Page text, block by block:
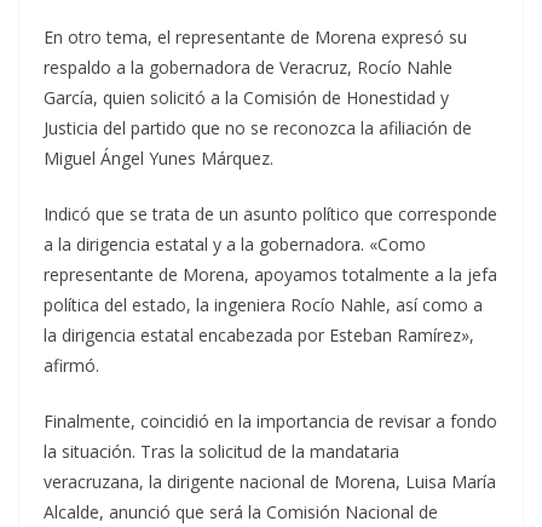
En otro tema, el representante de Morena expresó su
respaldo a la gobernadora de Veracruz, Rocío Nahle
García, quien solicitó a la Comisión de Honestidad y
Justicia del partido que no se reconozca la afiliación de
Miguel Ángel Yunes Márquez.
Indicó que se trata de un asunto político que corresponde
a la dirigencia estatal y a la gobernadora. «Como
representante de Morena, apoyamos totalmente a la jefa
política del estado, la ingeniera Rocío Nahle, así como a
la dirigencia estatal encabezada por Esteban Ramírez»,
afirmó.
Finalmente, coincidió en la importancia de revisar a fondo
la situación. Tras la solicitud de la mandataria
veracruzana, la dirigente nacional de Morena, Luisa María
Alcalde, anunció que será la Comisión Nacional de